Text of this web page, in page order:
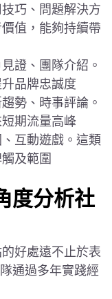
巧、問題解決方
值，能夠持續帶
證、團隊介紹。
品牌忠誠度
勢、時事評論。
期流量高峰
互動遊戲。這類
及範圍
度分析社
好處遠不止於表
通過多年實踐經